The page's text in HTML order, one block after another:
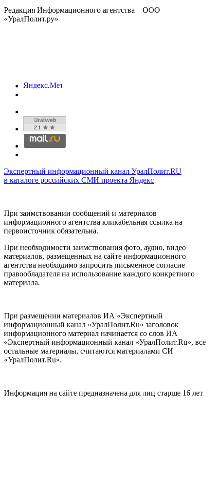
Редакция Информационного агентства – ООО
«УралПолит.ру»
Экспертный информационный канал УралПолит.RU
в каталоге российских СМИ проекта Яндекс
При заимствовании сообщений и материалов
информационного агентства кликабельная ссылка на
первоисточник обязательна.
При необходимости заимствования фото, аудио, видео
материалов, размещенных на сайте информационного
агентства необходимо запросить письменное согласие
правообладателя на использование каждого конкретного
материала.
При размещении материалов ИА «Экспертный
информационный канал «УралПолит.Ru» заголовок
информационного материал начинается со слов ИА
«Экспертный информационный канал «УралПолит.Ru», все
остальные материалы, считаются материалами СИ
«УралПолит.Ru».
Информация на сайте предназначена для лиц старше 16 лет